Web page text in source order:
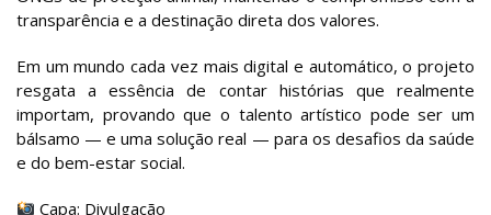
transparência e a destinação direta dos valores.
Em um mundo cada vez mais digital e automático, o projeto
resgata a essência de contar histórias que realmente
importam, provando que o talento artístico pode ser um
bálsamo — e uma solução real — para os desafios da saúde
e do bem-estar social.
Capa: Divulgação